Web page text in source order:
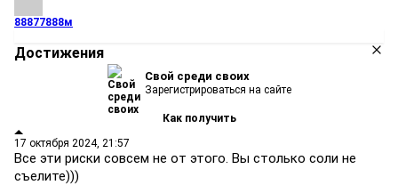
88877888м
Достижения
Свой среди своих
Зарегистрироваться на сайте
Как получить
17 октября 2024, 21:57
Все эти риски совсем не от этого. Вы столько соли не
съелите)))